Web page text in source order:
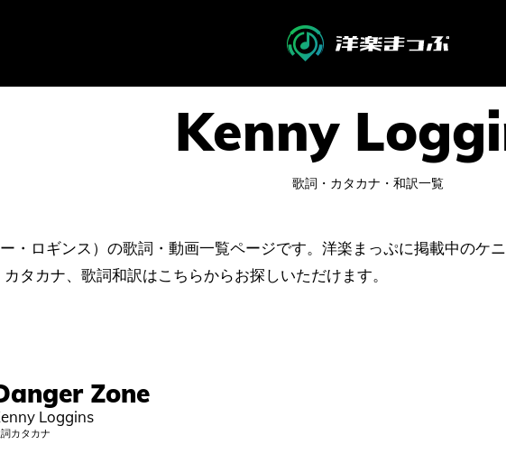
歌詞・カタカナ・和訳一覧
・ロギンス）の歌詞・動画一覧ページです。洋楽まっぷに掲載中のケニ
タカナ、歌詞和訳はこちらからお探しいただけます。
Zone
Loggins
カタカナ